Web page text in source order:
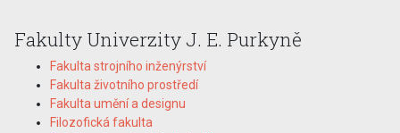
Fakulty Univerzity J. E. Purkyně
Fakulta strojního inženýrství
Fakulta životního prostředí
Fakulta umění a designu
Filozofická fakulta